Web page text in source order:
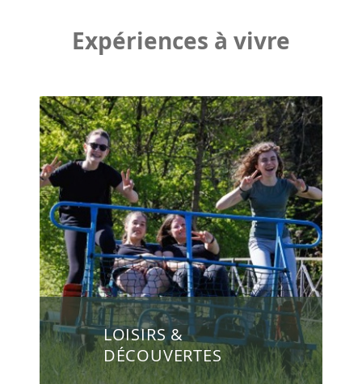
Expériences à vivre
LOISIRS &
DÉCOUVERTES